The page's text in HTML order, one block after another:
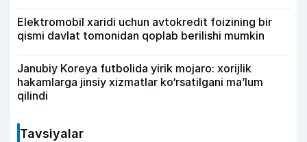
Elektromobil xaridi uchun avtokredit foizining bir
qismi davlat tomonidan qoplab berilishi mumkin
Janubiy Koreya futbolida yirik mojaro: xorijlik
hakamlarga jinsiy xizmatlar ko‘rsatilgani ma’lum
qilindi
Tavsiyalar